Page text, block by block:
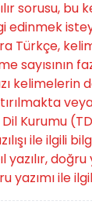
sorusu, bu
edinmek
Türkçe,
sayısının
kelimelerin
Kurumu
ile ilgili
yazılır, doğru
yazımı ile